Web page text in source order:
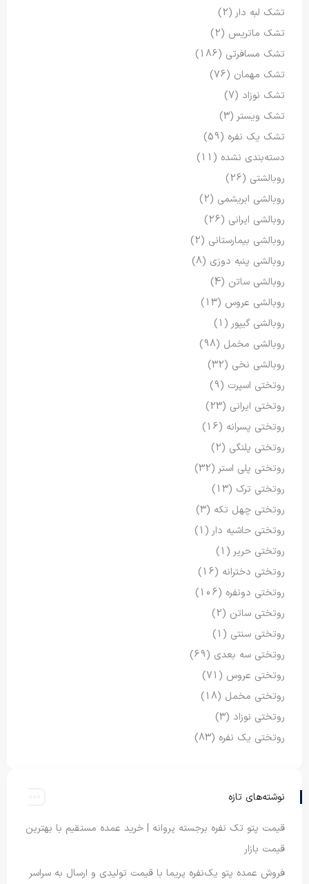
تشک لبه دار (2)
تشک ماتریس (2)
تشک مسافرتی (186)
تشک مهمان (76)
تشک نوزاد (7)
تشک ویستر (3)
تشک یک نفره (59)
دسته‌بندی نشده (11)
روبالشتی (26)
روبالشی ابریشمی (2)
روبالشی ایرانی (26)
روبالشی بیمارستانی (2)
روبالشی پنبه دوزی (8)
روبالشی ساتن (4)
روبالشی عروس (13)
روبالشی گیپور (1)
روبالشی مخمل (98)
روبالشی نخی (32)
روتختی اسپرت (9)
روتختی ایرانی (23)
روتختی پسرانه (16)
روتختی پلنگی (2)
روتختی پلی استر (32)
روتختی ترک (13)
روتختی چهل تکه (3)
روتختی حاشیه دار (1)
روتختی حریر (1)
روتختی دخترانه (16)
روتختی دونفره (106)
روتختی ساتن (2)
روتختی سنتی (1)
روتختی سه بعدی (69)
روتختی عروس (71)
روتختی مخمل (18)
روتختی نوزاد (3)
روتختی یک نفره (83)
نوشته‌های تازه
قیمت پتو تک نفره برجسته پروانه | خرید عمده مستقیم با بهترین
قیمت بازار
فروش عمده پتو یک‌نفره پریما با قیمت تولیدی و ارسال به سراسر